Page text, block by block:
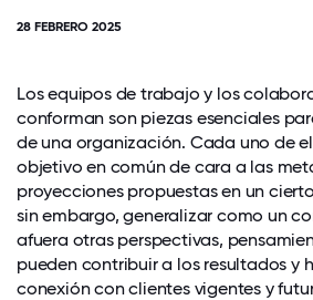
28 FEBRERO 2025
Los equipos de trabajo y los
conforman son piezas esenciales
de una organización. Cada uno de
objetivo en común de cara a las
proyecciones propuestas en un
sin embargo, generalizar como un
afuera otras perspectivas,
pueden contribuir a los resultados y
conexión con clientes vigentes y